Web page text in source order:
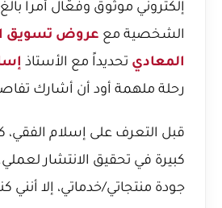
إلكتروني موثوق وفعّال أمراً
الشخصية مع عروض تسويق
المعادي تحديداً مع الأستاذ
رحلة ملهمة أود أن أشارك
قبل التعرف على إسلام الفقي،
كبيرة في تحقيق الانتشار
جودة منتجاتي/خدماتي، إلا أنني